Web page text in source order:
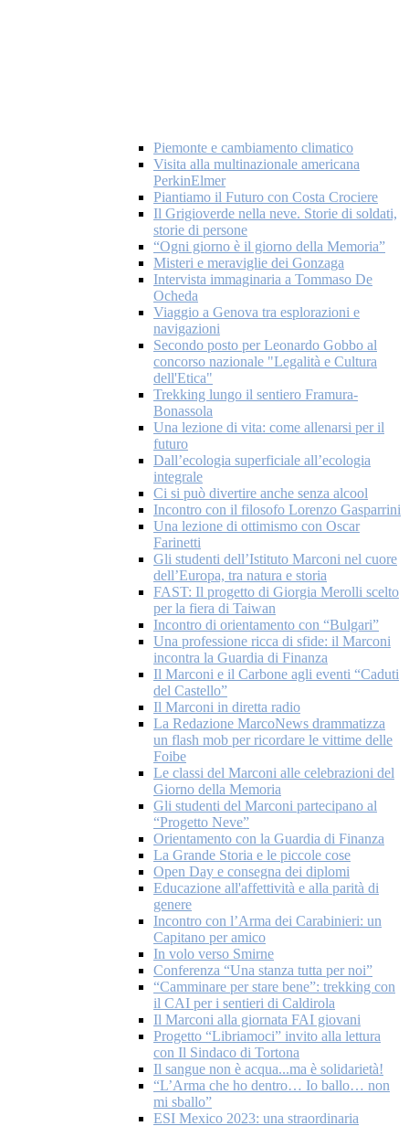
Piemonte e cambiamento climatico
Visita alla multinazionale americana
PerkinElmer
Piantiamo il Futuro con Costa Crociere
Il Grigioverde nella neve. Storie di soldati,
storie di persone
“Ogni giorno è il giorno della Memoria”
Misteri e meraviglie dei Gonzaga
Intervista immaginaria a Tommaso De
Ocheda
Viaggio a Genova tra esplorazioni e
navigazioni
Secondo posto per Leonardo Gobbo al
concorso nazionale "Legalità e Cultura
dell'Etica"
Trekking lungo il sentiero Framura-
Bonassola
Una lezione di vita: come allenarsi per il
futuro
Dall’ecologia superficiale all’ecologia
integrale
Ci si può divertire anche senza alcool
Incontro con il filosofo Lorenzo Gasparrini
Una lezione di ottimismo con Oscar
Farinetti
Gli studenti dell’Istituto Marconi nel cuore
dell’Europa, tra natura e storia
FAST: Il progetto di Giorgia Merolli scelto
per la fiera di Taiwan
Incontro di orientamento con “Bulgari”
Una professione ricca di sfide: il Marconi
incontra la Guardia di Finanza
Il Marconi e il Carbone agli eventi “Caduti
del Castello”
Il Marconi in diretta radio
La Redazione MarcoNews drammatizza
un flash mob per ricordare le vittime delle
Foibe
Le classi del Marconi alle celebrazioni del
Giorno della Memoria
Gli studenti del Marconi partecipano al
“Progetto Neve”
Orientamento con la Guardia di Finanza
La Grande Storia e le piccole cose
Open Day e consegna dei diplomi
Educazione all'affettività e alla parità di
genere
Incontro con l’Arma dei Carabinieri: un
Capitano per amico
In volo verso Smirne
Conferenza “Una stanza tutta per noi”
“Camminare per stare bene”: trekking con
il CAI per i sentieri di Caldirola
Il Marconi alla giornata FAI giovani
Progetto “Libriamoci” invito alla lettura
con Il Sindaco di Tortona
Il sangue non è acqua...ma è solidarietà!
“L’Arma che ho dentro… Io ballo… non
mi sballo”
ESI Mexico 2023: una straordinaria